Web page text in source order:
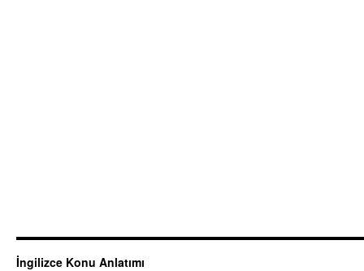
İngilizce Konu Anlatımı